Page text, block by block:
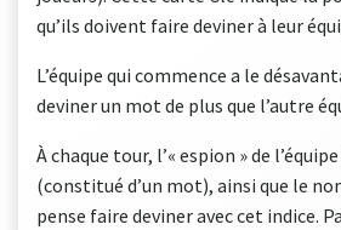
qu’ils doivent faire deviner à leur
L’équipe qui commence a le
deviner un mot de plus que l’autre
À chaque tour, l’« espion » de
(constitué d’un mot), ainsi que le
pense faire deviner avec cet indice.